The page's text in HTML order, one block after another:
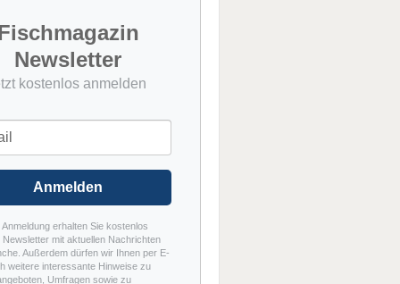
Newsletter
kostenlos anmelden
Anmelden
Anmeldung erhalten Sie kostenlos
Newsletter mit aktuellen Nachrichten
Außerdem dürfen wir Ihnen per E-
weitere interessante Hinweise zu
Umfragen sowie zu